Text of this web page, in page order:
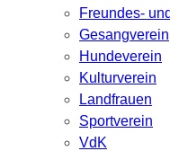
Freundes-
Gesangverein
Hundeverein
Kulturverein
Landfrauen
Sportverein
VdK